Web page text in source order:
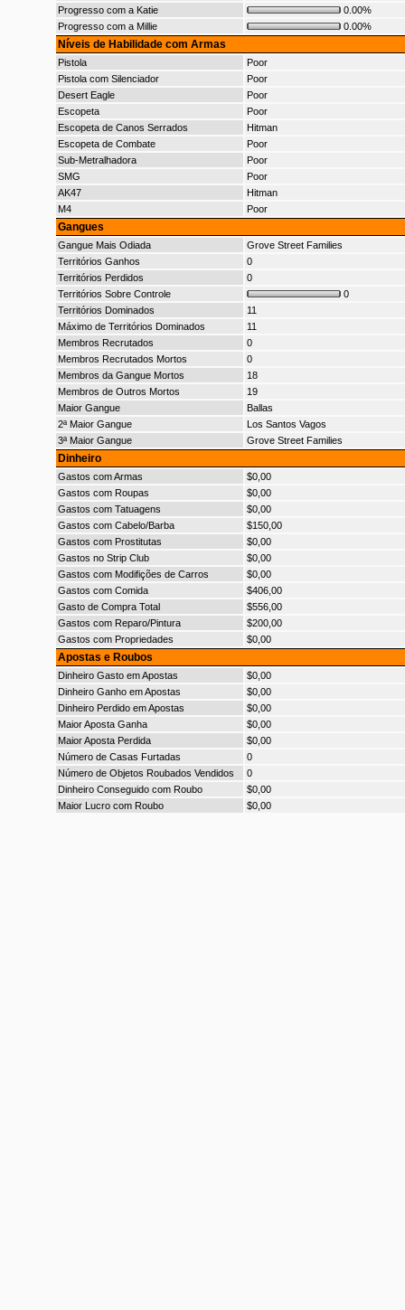
Progresso com a Katie
0.00%
Progresso com a Millie
0.00%
Níveis de Habilidade com Armas
Pistola
Poor
Pistola com Silenciador
Poor
Desert Eagle
Poor
Escopeta
Poor
Escopeta de Canos Serrados
Hitman
Escopeta de Combate
Poor
Sub-Metralhadora
Poor
SMG
Poor
AK47
Hitman
M4
Poor
Gangues
Gangue Mais Odiada
Grove Street Families
Territórios Ganhos
0
Territórios Perdidos
0
Territórios Sobre Controle
0
Territórios Dominados
11
Máximo de Territórios Dominados
11
Membros Recrutados
0
Membros Recrutados Mortos
0
Membros da Gangue Mortos
18
Membros de Outros Mortos
19
Maior Gangue
Ballas
2ª Maior Gangue
Los Santos Vagos
3ª Maior Gangue
Grove Street Families
Dinheiro
Gastos com Armas
$0,00
Gastos com Roupas
$0,00
Gastos com Tatuagens
$0,00
Gastos com Cabelo/Barba
$150,00
Gastos com Prostitutas
$0,00
Gastos no Strip Club
$0,00
Gastos com Modifições de Carros
$0,00
Gastos com Comida
$406,00
Gasto de Compra Total
$556,00
Gastos com Reparo/Pintura
$200,00
Gastos com Propriedades
$0,00
Apostas e Roubos
Dinheiro Gasto em Apostas
$0,00
Dinheiro Ganho em Apostas
$0,00
Dinheiro Perdido em Apostas
$0,00
Maior Aposta Ganha
$0,00
Maior Aposta Perdida
$0,00
Número de Casas Furtadas
0
Número de Objetos Roubados Vendidos
0
Dinheiro Conseguido com Roubo
$0,00
Maior Lucro com Roubo
$0,00